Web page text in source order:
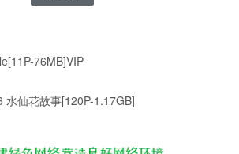
76MB]VIP
水仙花故事[120P-1.17GB]